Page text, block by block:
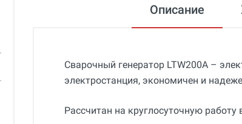
Описание
Сварочный генератор LTW200A –
электростанция, экономичен и
Рассчитан на круглосуточную